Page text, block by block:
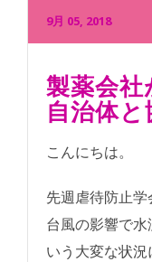
9月 05, 2018
製薬会
自治体と
こんにちは。
先週虐待防止
台風の影響で
いう大変な状況